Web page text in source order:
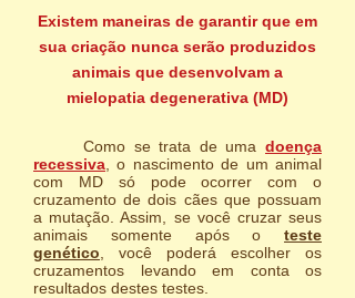
Existem maneiras de garantir que em
sua criação nunca serão produzidos
animais que desenvolvam a
mielopatia degenerativa (MD)
Como se trata de uma doença
recessiva , o nascimento de um animal
com MD só pode ocorrer com o
cruzamento de dois cães que possuam
a mutação. Assim, se você cruzar seus
animais somente após o teste
genético , você poderá escolher os
cruzamentos levando em conta os
resultados destes testes.